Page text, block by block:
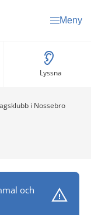
Meny
Lyssna
i Nossebro
och